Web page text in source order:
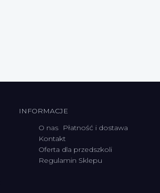
INFORMACJE
O nas
Płatność i dostawa
Kontakt
Oferta dla przedszkoli
Regulamin Sklepu